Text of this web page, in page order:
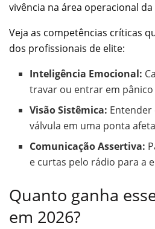
vivência na área operacional
Veja as competências críticas
dos profissionais de elite:
Inteligência Emocional:
travar ou entrar em
Visão Sistêmica:
válvula em uma ponta
Comunicação Assertiva:
e curtas pelo rádio para a
Quanto ganha
em 2026?